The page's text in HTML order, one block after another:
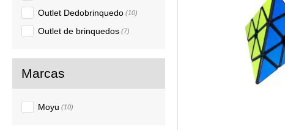
Outlet Dedobrinquedo (10)
Outlet de brinquedos (7)
Moyu (10)